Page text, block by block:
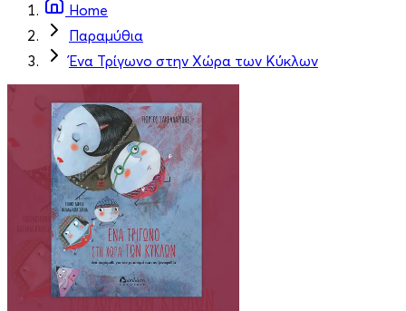
Home
Παραμύθια
Ένα Τρίγωνο στην Χώρα των Κύκλων